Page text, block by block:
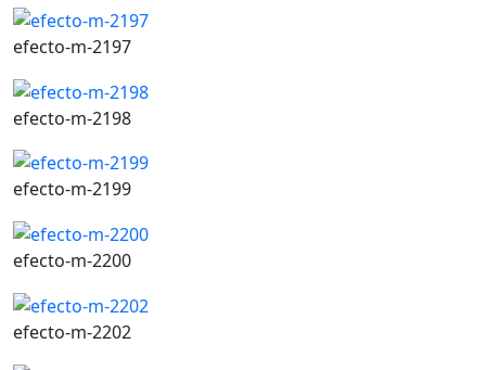
efecto-m-2197
efecto-m-2198
efecto-m-2199
efecto-m-2200
efecto-m-2202